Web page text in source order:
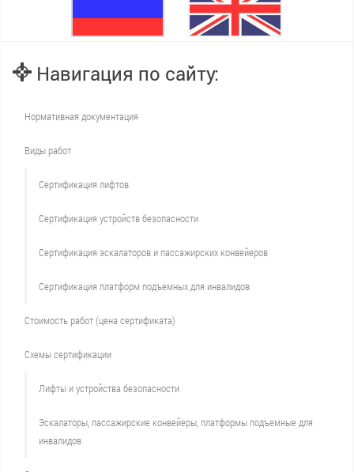
Навигация по сайту:
Нормативная документация
Виды работ
Сертификация лифтов
Сертификация устройств безопасности
Сертификация эскалаторов и пассажирских конвейеров
Сертификация платформ подъемных для инвалидов
Стоимость работ (цена сертификата)
Схемы сертификации
Лифты и устройства безопасности
Эскалаторы, пассажирские конвейеры, платформы подъемные для
инвалидов